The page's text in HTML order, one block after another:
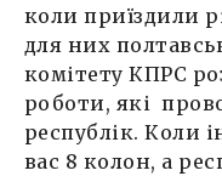
коли приїздили
для них
комітету КПРС
роботи, які
республік. Коли
вас 8 колон, а